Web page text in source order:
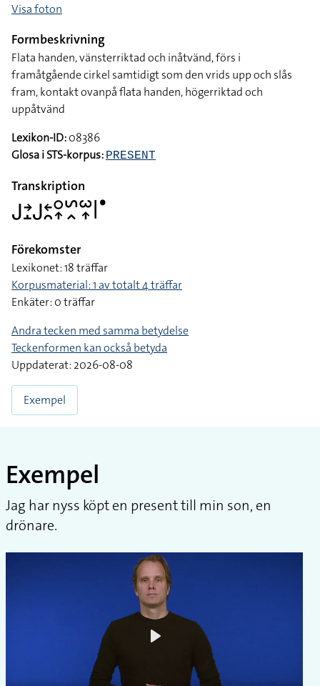
Visa foton
Formbeskrivning
Flata handen, vänsterriktad och inåtvänd, förs i
framåtgående cirkel samtidigt som den vrids upp och slås
fram, kontakt ovanpå flata handen, högerriktad och
uppåtvänd
Lexikon-ID:08386
Glosa i STS-korpus: PRESENT
Transkription
􌤢􌥔􌤸􌤢􌥓􌥘􌥰􌥾􌥲􌥿􌥱􌥾􌥼􌤟
Förekomster
Lexikonet: 18 träffar
Korpusmaterial: 1 av totalt 4 träffar
Enkäter: 0 träffar
Andra tecken med samma betydelse
Teckenformen kan också betyda
Uppdaterat: 2026-08-08
Exempel
Exempel
Jag har nyss köpt en present till min son, en
drönare.